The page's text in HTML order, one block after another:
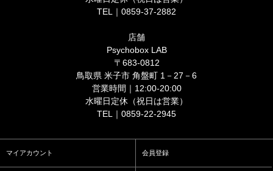
TEL｜0859-37-2882
店舗
Psychobox LAB
〒683-0812
鳥取県 米子市 角盤町 1－27－6
営業時間｜12:00-20:00
水曜日定休（祝日は営業）
TEL｜0859-22-2945
マイアカウント 会員登録